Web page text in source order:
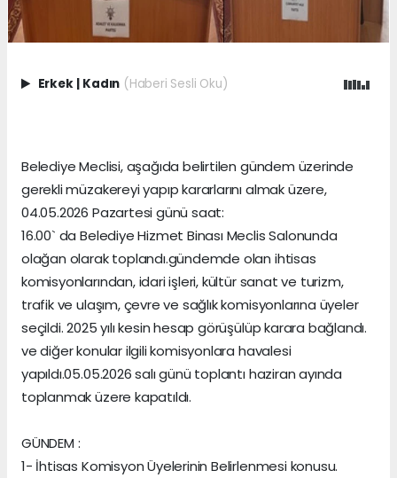
Erkek | Kadın (Haberi Sesli Oku)
Belediye Meclisi, aşağıda belirtilen gündem üzerinde
gerekli müzakereyi yapıp kararlarını almak üzere,
04.05.2026 Pazartesi günü saat:
16.00` da Belediye Hizmet Binası Meclis Salonunda
olağan olarak toplandı.gündemde olan ihtisas
komisyonlarından, idari işleri, kültür sanat ve turizm,
trafik ve ulaşım, çevre ve sağlık komisyonlarına üyeler
seçildi. 2025 yılı kesin hesap görüşülüp karara bağlandı.
ve diğer konular ilgili komisyonlara havalesi
yapıldı.05.05.2026 salı günü toplantı haziran ayında
toplanmak üzere kapatıldı.
GÜNDEM :
1- İhtisas Komisyon Üyelerinin Belirlenmesi konusu.